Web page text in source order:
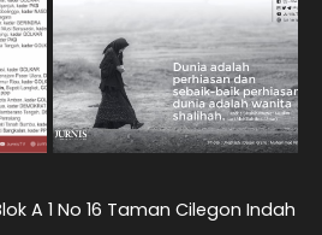
A 1 No 16 Taman Cilegon Indah